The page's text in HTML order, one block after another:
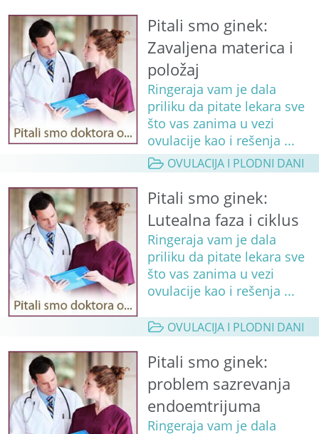
Pitali smo ginek:
Zavaljena materica i
položaj
Ringeraja vam je dala
priliku da pitate lekara sve
što vas zanima u vezi
ovulacije kao i rešenja ...
OVULACIJA I PLODNI DANI
Pitali smo ginek:
Lutealna faza i ciklus
Ringeraja vam je dala
priliku da pitate lekara sve
što vas zanima u vezi
ovulacije kao i rešenja ...
OVULACIJA I PLODNI DANI
Pitali smo ginek:
problem sazrevanja
endoemtrijuma
Ringeraja vam je dala